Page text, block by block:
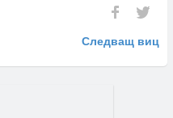
Следващ виц